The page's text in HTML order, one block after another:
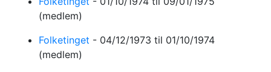
(medlem)
Folketinget - 04/12/1973 til 01/10/1974
(medlem)